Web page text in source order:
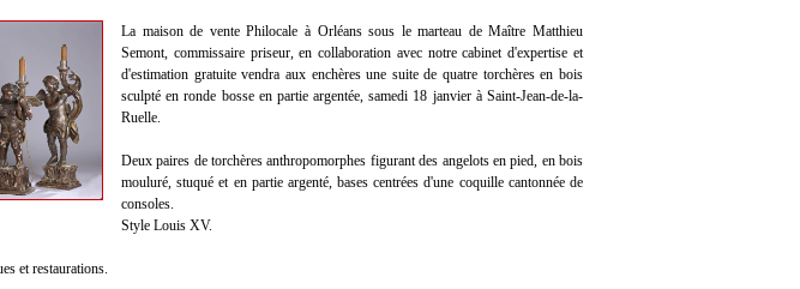
La maison de vente Philocale à Orléans sous le marteau de Maître Matthieu
Semont, commissaire priseur, en collaboration avec notre cabinet d'expertise et
d'estimation gratuite vendra aux enchères une suite de quatre torchères en bois
sculpté en ronde bosse en partie argentée, samedi 18 janvier à Saint-Jean-de-la-
Ruelle.
Deux paires de torchères anthropomorphes figurant des angelots en pied, en bois
mouluré, stuqué et en partie argenté, bases centrées d'une coquille cantonnée de
consoles.
Style Louis XV.
et restaurations.